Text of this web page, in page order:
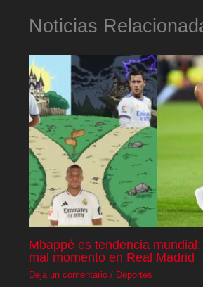
Noticias
Mbappé es tendencia
mal momento en Real Madrid
Deja un comentario / Deportes